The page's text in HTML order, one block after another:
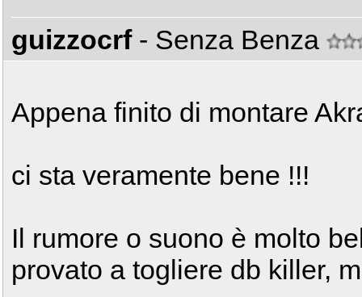
guizzocrf - Senza Benza
Appena finito di montare
ci sta veramente bene !!!
Il rumore o suono è molto
provato a togliere db killer,